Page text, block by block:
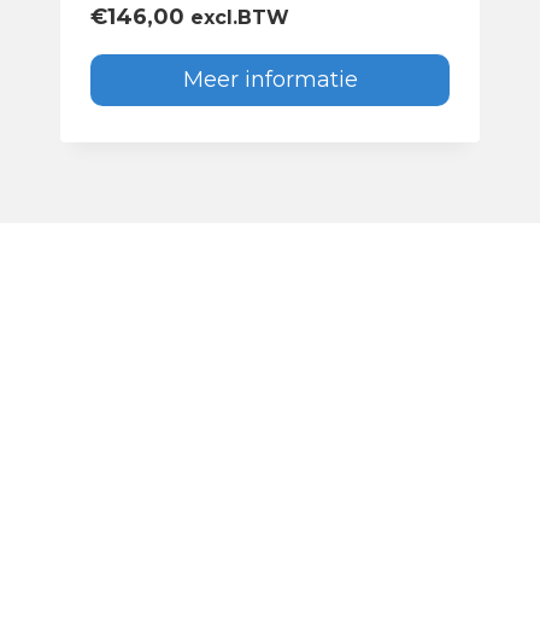
€146,00 excl.BTW
Meer informatie